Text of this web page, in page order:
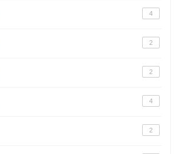
4
2
2
4
2